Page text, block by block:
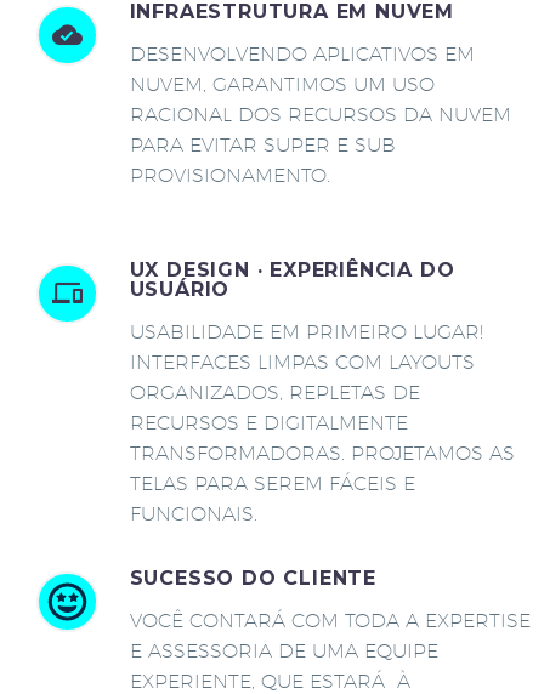
INFRAESTRUTURA EM NUVEM
DESENVOLVENDO APLICATIVOS EM
NUVEM, GARANTIMOS UM USO
RACIONAL DOS RECURSOS DA NUVEM
PARA EVITAR SUPER E SUB
PROVISIONAMENTO.
UX DESIGN · EXPERIÊNCIA DO
USUÁRIO
USABILIDADE EM PRIMEIRO LUGAR!
INTERFACES LIMPAS COM LAYOUTS
ORGANIZADOS, REPLETAS DE
RECURSOS E DIGITALMENTE
TRANSFORMADORAS. PROJETAMOS AS
TELAS PARA SEREM FÁCEIS E
FUNCIONAIS.
SUCESSO DO CLIENTE
VOCÊ CONTARÁ COM TODA A EXPERTISE
E ASSESSORIA DE UMA EQUIPE
EXPERIENTE, QUE ESTARÁ À